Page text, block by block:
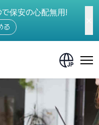
保安の心配無用!
る